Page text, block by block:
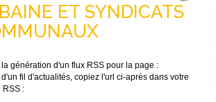
ET SYNDICATS
génération d'un flux RSS pour la page :
fil d'actualités, copiez l'url ci-après dans votre
RSS :